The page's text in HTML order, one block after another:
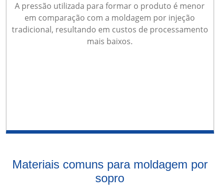
A pressão utilizada para formar o produto é menor
em comparação com a moldagem por injeção
tradicional, resultando em custos de processamento
mais baixos.
Materiais comuns para moldagem por
sopro